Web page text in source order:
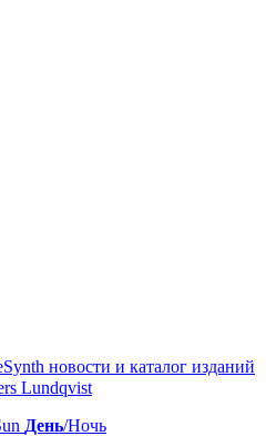
новости и каталог изданий
Lundqvist
День/Ночь